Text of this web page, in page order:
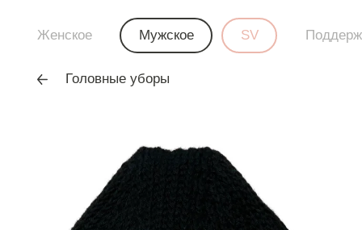
Женское Мужское SV
Головные уборы